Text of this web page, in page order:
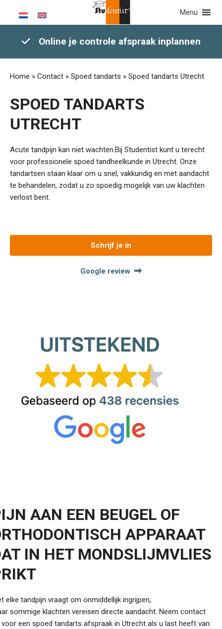
Menu
Online je controle afspraak inplannen
Home » Contact » Spoed tandarts » Spoed tandarts Utrecht
SPOED TANDARTS
UTRECHT
Acute tandpijn kan niet wachten.Bij Studentist kunt u terecht
voor professionele spoed tandheelkunde in Utrecht. Onze
tandartsen staan klaar om u snel, vakkundig en met aandacht
te behandelen, zodat u zo spoedig mogelijk van uw klachten
verlost bent.
Schrijf je in
Google review
AAN EEN BEUGEL OF
APPARAAT
IN HET MONDSLIJMVLIES
elke tandpijn vraagt om onmiddellijk ingrijpen,
sommige klachten vereisen directe aandacht. Neem contact
een spoed tandarts afspraak in Utrecht als u last heeft van: